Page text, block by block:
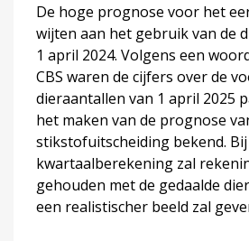
De hoge prognose voor het
wijten aan het gebruik van de
1 april 2024. Volgens een
CBS waren de cijfers over de
dieraantallen van 1 april 2025
het maken van de prognose
stikstofuitscheiding bekend.
kwartaalberekening zal
gehouden met de gedaalde
een realistischer beeld zal